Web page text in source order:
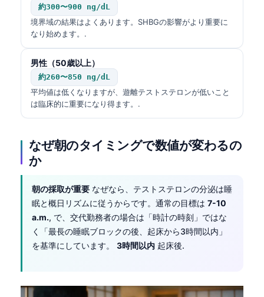
約300〜900 ng/dL
境界域の結果はよくあります。SHBGの影響がより重要に
なり始めます。.
男性（50歳以上）
約260〜850 ng/dL
平均値は低くなりますが、遊離テストステロンが低いこと
は臨床的に重要になり得ます。.
なぜ朝のタイミングで数値が変わるの
か
朝の採取が重要 なぜなら、テストステロンの分泌は睡
眠と概日リズムに従うからです。通常の目標は 7-10
a.m., で、交代勤務者の場合は「時計の時刻」ではな
く「最長の睡眠ブロックの後、起床から3時間以内」
を基準にしています。 3時間以内 起床後.